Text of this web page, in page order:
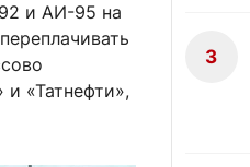
и АИ-95 на
«Татнефти»,
3